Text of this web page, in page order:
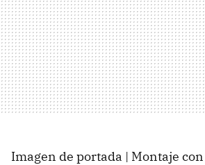
Imagen de portada | Montaje